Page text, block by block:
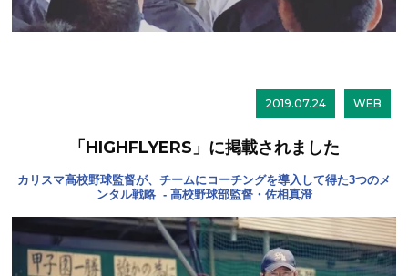
2019.07.24 WEB
「HIGHFLYERS」に掲載されました
カリスマ高校野球監督が、チームにコーチングを導入して得た3つのメ
ンタル戦略 - 高校野球部監督・佐相真澄